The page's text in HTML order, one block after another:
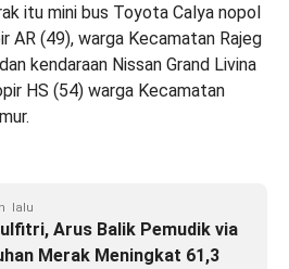
itu mini bus Toyota Calya nopol
AR (49), warga Kecamatan Rajeg
kendaraan Nissan Grand Livina
HS (54) warga Kecamatan
lalu
Arus Balik Pemudik via
Merak Meningkat 61,3